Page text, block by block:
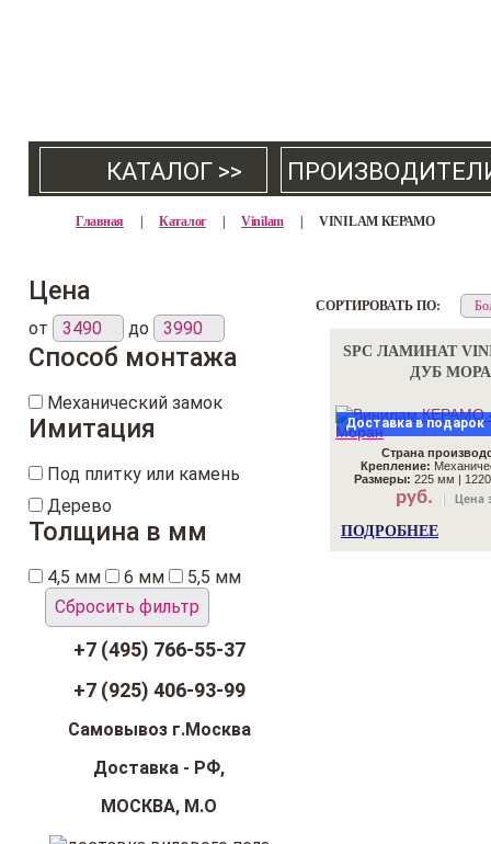
КАТАЛОГ >>
Главная | Каталог | Vinilam | VINILAM КЕРАМО
СОРТИРОВАТЬ ПО:
SPC ЛАМИНАТ
ДУБ
Доставка в подарок
Страна
Крепление:
Размеры: 225 мм |
руб. Цена
ПОДРОБНЕЕ
Цена
от до
Способ монтажа
Механический замок
Имитация
Под плитку или камень
Дерево
Толщина в мм
4,5 мм 6 мм
5,5 мм
Сбросить фильтр
+7 (495) 766-55-37
+7 (925) 406-93-99
Самовывоз г.Москва
Доставка - РФ,
МОСКВА, М.О